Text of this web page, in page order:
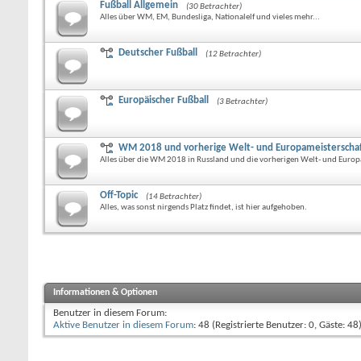
Fußball Allgemein
(30 Betrachter)
Alles über WM, EM, Bundesliga, Nationalelf und vieles mehr...
Deutscher Fußball (12 Betrachter)
Europäischer Fußball (3 Betrachter)
WM 2018 und vorherige Welt- und
Alles über die WM 2018 in Russland und die vorherigen Welt- und
Off-Topic
(14 Betrachter)
Alles, was sonst nirgends Platz findet, ist hier aufgehoben.
Informationen & Optionen
Benutzer in diesem Forum:
Aktive Benutzer in diesem Forum: 48 (Registrierte Benutzer: 0, Gäste: 48)